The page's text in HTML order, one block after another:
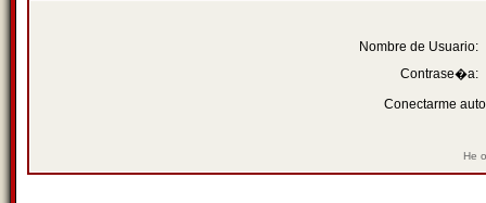
Nombre de Usuario:
Contrase�a:
Conectarme
He